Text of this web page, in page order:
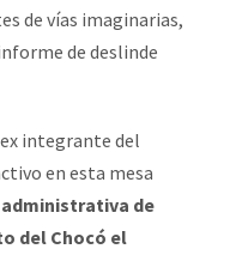
de vías imaginarias,
de deslinde
integrante del
en esta mesa
de
del Chocó el